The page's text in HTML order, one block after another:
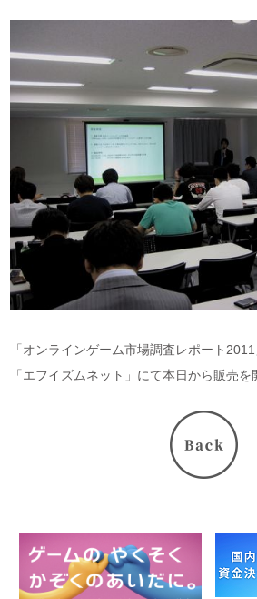
「オンラインゲーム市場調査レポート
「エフイズムネット」にて本日から販売を